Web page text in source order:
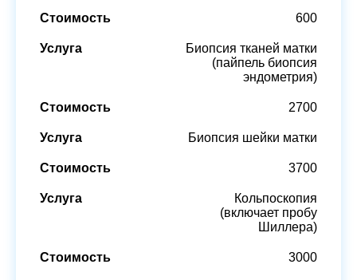
600
Биопсия тканей матки
(пайпель биопсия
эндометрия)
2700
Биопсия шейки матки
3700
Кольпоскопия
(включает пробу
Шиллера)
3000